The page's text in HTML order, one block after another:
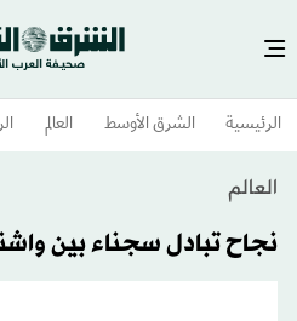
الرئيسية الشرق الأوسط​ العالم
العالم
نجاح تبادل سجناء بين